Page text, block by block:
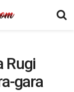
Rugi
gara